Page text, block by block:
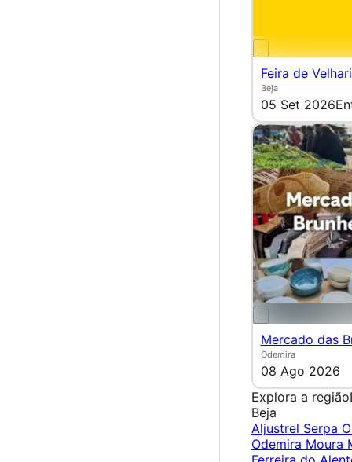
Feira de
Beja
05 Set 2026
Mercado das
Odemira
08 Ago 2026
Explora a região
Beja
Aljustrel Serpa
Odemira Moura